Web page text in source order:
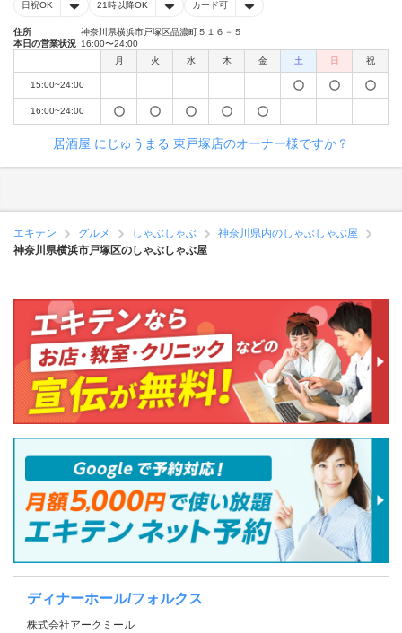
日祝OK 21時以降OK カード可
住所
神奈川県横浜市戸塚区品濃町５１６－５
本日の営業状況 16:00〜24:00
月
火 水 木 金 土 日 祝
15:00~24:00
16:00~24:00
居酒屋 にじゅうまる 東戸塚店のオーナー様ですか？
エキテン グルメ しゃぶしゃぶ
神奈川県内のしゃぶしゃぶ屋
神奈川県横浜市戸塚区のしゃぶしゃぶ屋
ディナーホール/フォルクス
株式会社アークミール